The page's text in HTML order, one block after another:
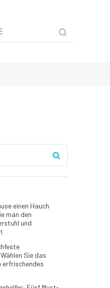
einen Hauch
man den
und
Sie das